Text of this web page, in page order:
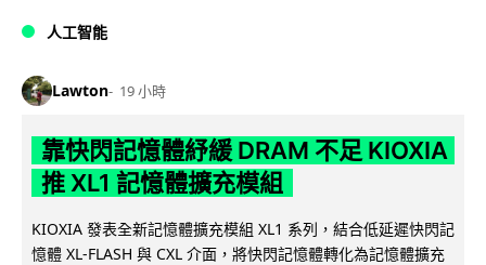
人工智能
Lawton 19 小時
靠快閃記憶體紓緩 DRAM 不足 KIOXIA
推 XL1 記憶體擴充模組
KIOXIA 發表全新記憶體擴充模組 XL1 系列，結合低延遲快閃記
憶體 XL-FLASH 與 CXL 介面，將快閃記憶體轉化為記憶體擴充